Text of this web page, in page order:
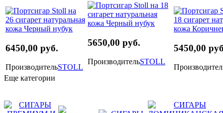
6450,00 руб.
ПроизводительSTOLL
5650,00 руб.
ПроизводительSTOLL
5450,00
Еще категории